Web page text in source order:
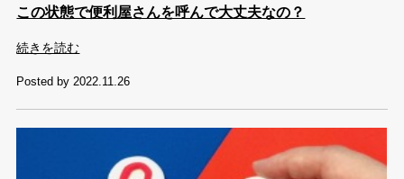
この状態で便利屋さんを呼んで大丈夫なの？
続きを読む
Posted by 2022.11.26